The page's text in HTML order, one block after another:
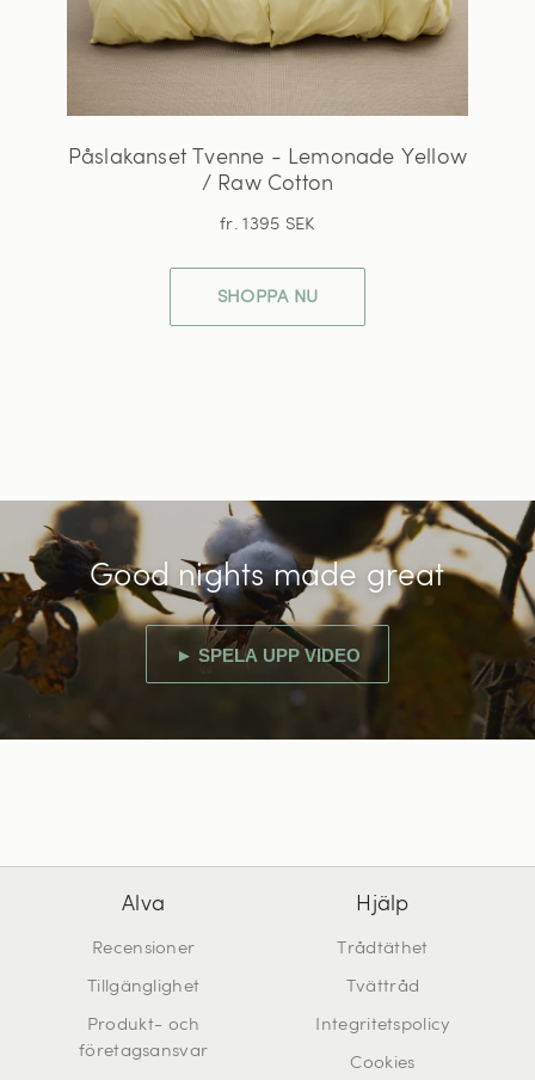
Påslakanset Tvenne - Lemonade Yellow
/ Raw Cotton
fr. 1395 SEK
SHOPPA NU
Good nights made great
► SPELA UPP VIDEO
Alva
Recensioner
Tillgänglighet
Produkt- och
företagsansvar
Hjälp
Trådtäthet
Tvättråd
Integritetspolicy
Cookies